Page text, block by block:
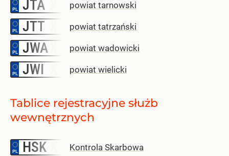
JTA powiat tarnowski
JTT powiat tatrzański
JWA powiat wadowicki
JWI powiat wielicki
Tablice rejestracyjne służb
wewnętrznych
HSK Kontrola Skarbowa